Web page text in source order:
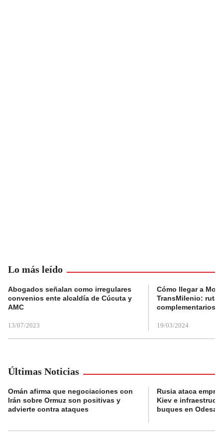
Lo más leído
Abogados señalan como irregulares
convenios ente alcaldía de Cúcuta y
AMC
13/07/2023
Cómo llegar a
TransMilenio:
complementarios
19/03/2024
Últimas Noticias
Omán afirma que negociaciones con
Irán sobre Ormuz son positivas y
advierte contra ataques
Rusia ataca
Kiev e
buques en Odesa